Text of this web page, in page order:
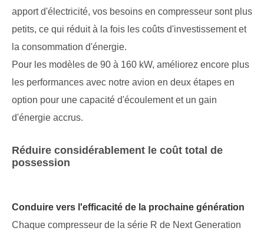
apport d'électricité, vos besoins en compresseur sont plus
petits, ce qui réduit à la fois les coûts d'investissement et
la consommation d'énergie.
Pour les modèles de 90 à 160 kW, améliorez encore plus
les performances avec notre avion en deux étapes en
option pour une capacité d'écoulement et un gain
d'énergie accrus.
Réduire considérablement le coût total de
possession
Conduire vers l'efficacité de la prochaine génération
Chaque compresseur de la série R de Next Generation